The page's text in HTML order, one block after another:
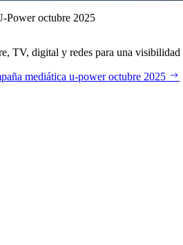
octubre 2025
TV, digital y redes para una
mediática u‑power octubre 2025